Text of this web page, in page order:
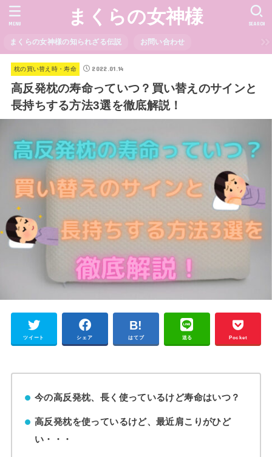
まくらの女神様
まくらの女神様の知られざる伝説 お問い合わせ
SEARCH
MENU
枕の買い替え時・寿命 2022.01.14
高反発枕の寿命っていつ？買い替えのサインと
長持ちする方法3選を徹底解説！
ツイート シェア はてブ 送る Pocket
今の高反発枕、長く使っているけど寿命はいつ？
高反発枕を使っているけど、最近肩こりがひど
い・・・